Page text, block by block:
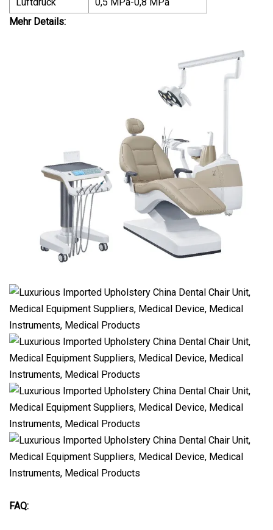
Mehr Details:
FAQ: